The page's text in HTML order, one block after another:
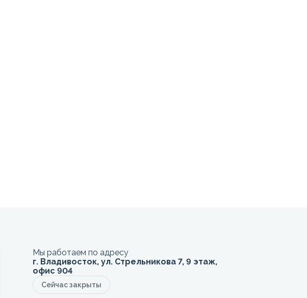
Мы работаем по адресу
г. Владивосток, ул. Стрельникова 7, 9 этаж,
офис 904
Сейчас закрыты